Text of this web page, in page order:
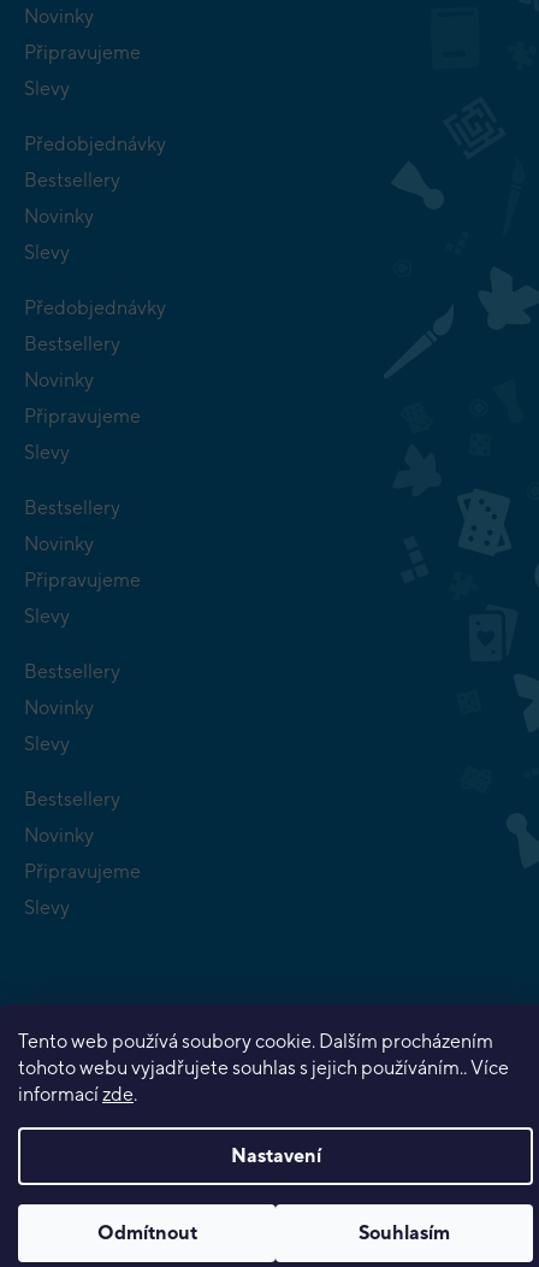
Tento web používá soubory cookie. Dalším procházením
tohoto webu vyjadřujete souhlas s jejich používáním.. Více
informacízde.
Nastavení
Odmítnout Souhlasím
Novinky
Připravujeme
Slevy
Předobjednávky
Bestsellery
Novinky
Slevy
Předobjednávky
Bestsellery
Novinky
Připravujeme
Slevy
Bestsellery
Novinky
Připravujeme
Slevy
Bestsellery
Novinky
Slevy
Bestsellery
Novinky
Připravujeme
Slevy
Vytvořil Shoptet Premium
Copyright 2026Planeta her. Všechna práva vyhrazena.